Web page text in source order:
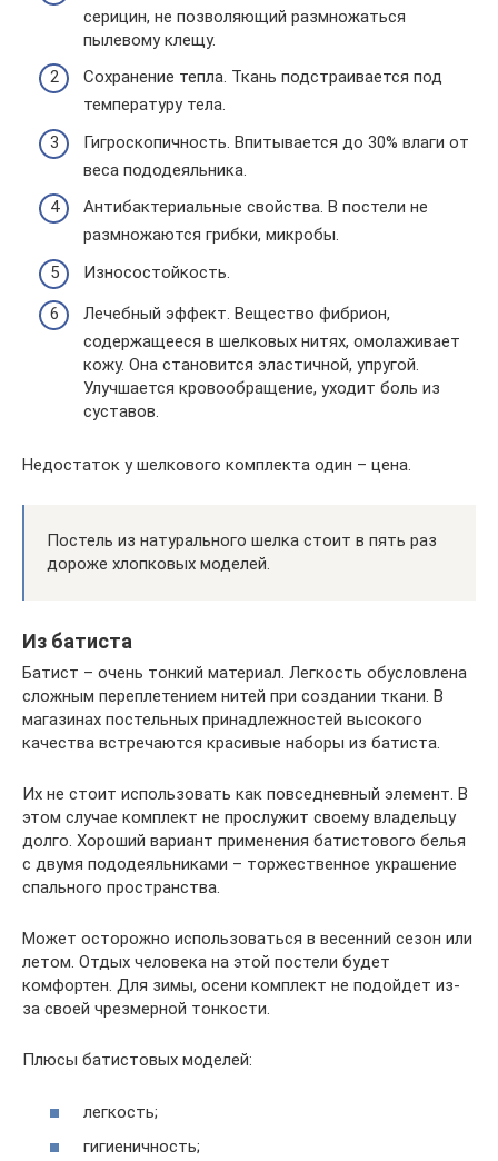
серицин, не позволяющий размножаться
пылевому клещу.
Сохранение тепла. Ткань подстраивается под
температуру тела.
Гигроскопичность. Впитывается до 30% влаги от
веса пододеяльника.
Антибактериальные свойства. В постели не
размножаются грибки, микробы.
Износостойкость.
Лечебный эффект. Вещество фибрион,
содержащееся в шелковых нитях, омолаживает
кожу. Она становится эластичной, упругой.
Улучшается кровообращение, уходит боль из
суставов.
Недостаток у шелкового комплекта один – цена.
Постель из натурального шелка стоит в пять раз
дороже хлопковых моделей.
Из батиста
Батист – очень тонкий материал. Легкость обусловлена
сложным переплетением нитей при создании ткани. В
магазинах постельных принадлежностей высокого
качества встречаются красивые наборы из батиста.
Их не стоит использовать как повседневный элемент. В
этом случае комплект не прослужит своему владельцу
долго. Хороший вариант применения батистового белья
с двумя пододеяльниками – торжественное украшение
спального пространства.
Может осторожно использоваться в весенний сезон или
летом. Отдых человека на этой постели будет
комфортен. Для зимы, осени комплект не подойдет из-
за своей чрезмерной тонкости.
Плюсы батистовых моделей:
легкость;
гигиеничность;